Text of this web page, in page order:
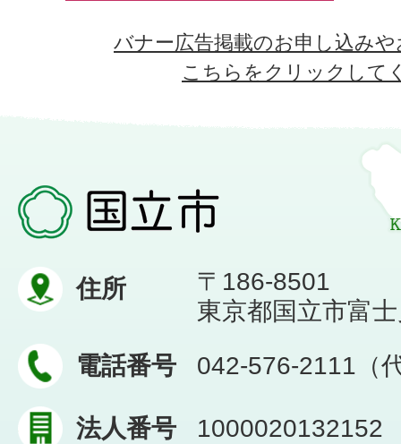
バナー広告掲載のお申し込み
こちらをクリックして
住所
〒186-8501
東京都国立市富
電話番号
042-576-2111（
法人番号 1000020132152